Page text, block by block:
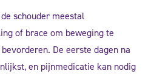
schouder meestal
of brace om beweging te
De eerste dagen na
en pijnmedicatie kan nodig